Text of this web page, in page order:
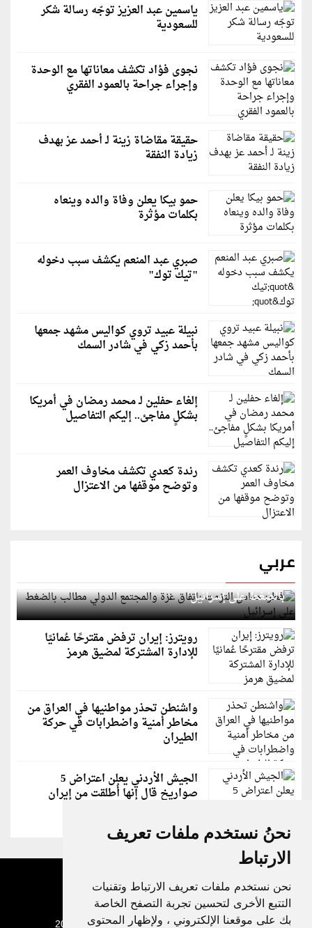
نحنُ نستخدم ملفات تعريف
الارتباط
نحن نستخدم ملفات تعريف الارتباط وتقنيات
التتبع الأخرى لتحسين تجربة التصفح الخاصة
بك على موقعنا الإلكتروني ، ولإظهار المحتوى
ياسمين عبد العزيز توجّه رسالة شكر
للسعودية
نجوى فؤاد تكشف معاناتها مع الوحدة
وإجراء جراحة بالعمود الفقري
حقيقة مقاضاة زينة لـ أحمد عز بهدف
زيادة النفقة
حمو بيكا يعلن وفاة والده وينعاه
بكلمات مؤثرة
صبري عبد المنعم يكشف سبب دخوله
"تيك توك"
نبيلة عبيد تروي كواليس مشهد جمعها
بأحمد زكي في شادر السمك
إلغاء حفلين لـ محمد رمضان في أمريكا
بشكلٍ مفاجئ.. إليكم التفاصيل
رندة كعدي تكشف مخاوف العمر
وتوضح موقفها من الاعتزال
عربي
قطر: حماس التزمت باتفاق غزة والمجتمع الدولي مطالب
بالضغط على إسرائيل
رويترز: إيران ترفض مقترحًا عُمانيًا
للإدارة المشتركة لمضيق هرمز
واشنطن تحذر مواطنيها في العراق من
مخاطر أمنية واضطرابات في حركة
الطيران
الجيش الأردني يعلن اعتراض 5
صواريخ قال إنها أُطلقت من إيران
جميع الحقوق محفوظة لدنيا الوطن © 2003 - 2022